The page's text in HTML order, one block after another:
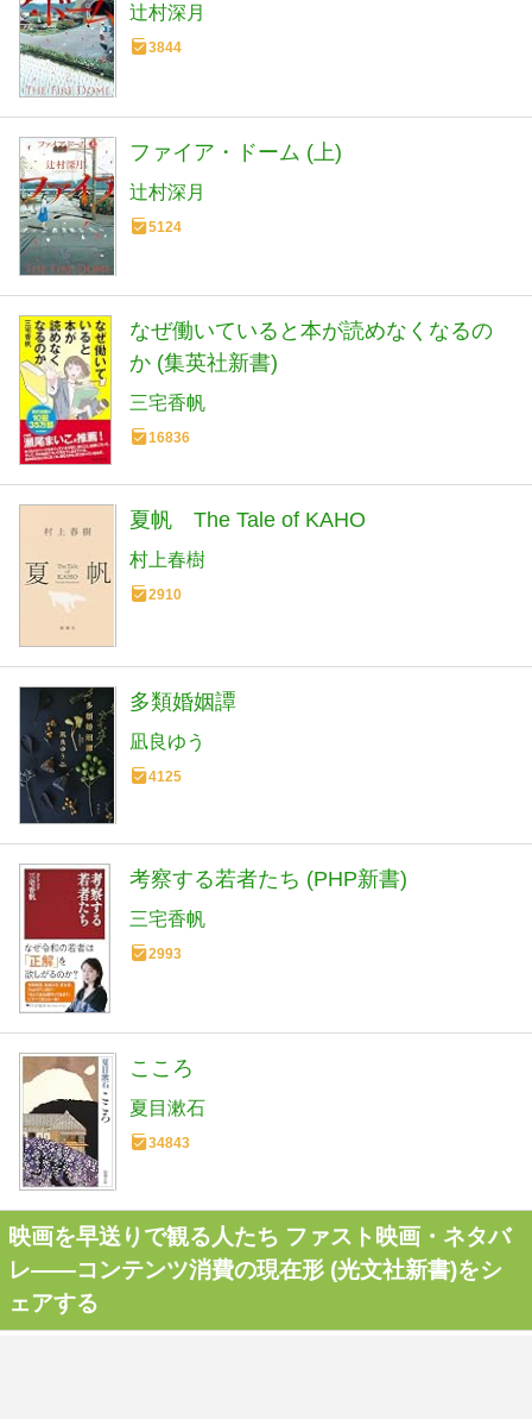
辻村深月
3844
ファイア・ドーム (上)
辻村深月
5124
なぜ働いていると本が読めなくなるの
か (集英社新書)
三宅香帆
16836
夏帆 The Tale of KAHO
村上春樹
2910
多類婚姻譚
凪良ゆう
4125
考察する若者たち (PHP新書)
三宅香帆
2993
こころ
夏目漱石
34843
映画を早送りで観る人たち ファスト映画・ネタバ
レ――コンテンツ消費の現在形 (光文社新書)をシ
ェアする